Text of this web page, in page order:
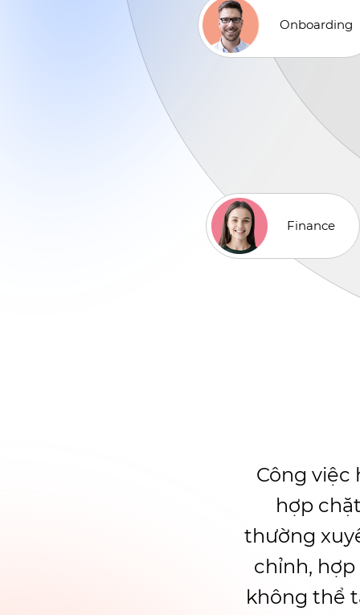
Onboarding
Finance
Công việc
hợp
thường
chỉnh, hợp
không thể